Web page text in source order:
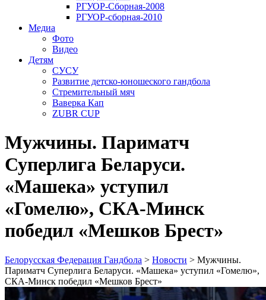
РГУОР-Сборная-2008
РГУОР-сборная-2010
Медиа
Фото
Видео
Детям
СУСУ
Развитие детско-юношеского гандбола
Стремительный мяч
Ваверка Кап
ZUBR CUP
Мужчины. Париматч
Суперлига Беларуси.
«Машека» уступил
«Гомелю», СКА-Минск
победил «Мешков Брест»
Белорусская Федерация Гандбола > Новости > Мужчины.
Париматч Суперлига Беларуси. «Машека» уступил «Гомелю»,
СКА-Минск победил «Мешков Брест»